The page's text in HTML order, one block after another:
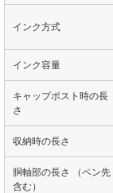
インク方式
インク容量
キャップポスト時の長
さ
収納時の長さ
胴軸部の長さ （ペン先
含む）